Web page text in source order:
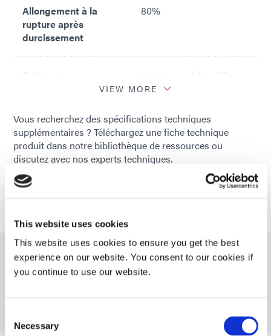
This website uses cookies
This website uses cookies to ensure you get the best
experience on our website. You consent to our cookies if
you continue to use our website.
Selection
Necessary
Allongement à la
rupture après
durcissement
80%
Substrats
ABS; CAP; PETG; PVC;
VIEW MORE
Vous recherchez des spécifications techniques
supplémentaires ? Téléchargez une fiche technique
produit dans notre bibliothèque de ressources ou
discutez avec nos experts techniques.
Ressources